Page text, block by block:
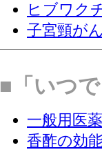
ヒブワク
子宮頸が
■「いつ
一般用医
香酢の効